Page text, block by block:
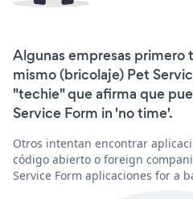
Algunas empresas primero
mismo (bricolaje) Pet
"techie" que afirma que
Service Form in 'no time'.
Otros intentan encontrar
código abierto o foreign
Service Form aplicaciones for a